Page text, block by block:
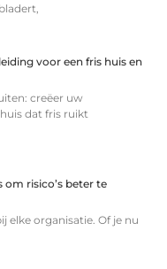
voor een fris huis en
creëer uw
dat fris ruikt
om risico’s beter te
elke organisatie. Of je nu